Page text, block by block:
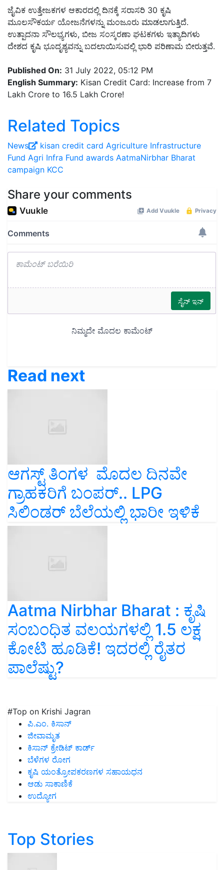
ಜೈವಿಕ ಉತ್ತೇಜಕಗಳ ಆಕಾರದಲ್ಲಿ ದಿನಕ್ಕೆ ಸರಾಸರಿ 30 ಕೃಷಿ
ಮೂಲಸೌಕರ್ಯ ಯೋಜನೆಗಳನ್ನು ಮಂಜೂರು ಮಾಡಲಾಗುತ್ತಿದೆ.
ಉತ್ಪಾದನಾ ಸೌಲಭ್ಯಗಳು, ಬೀಜ ಸಂಸ್ಕರಣಾ ಘಟಕಗಳು ಇತ್ಯಾದಿಗಳು
ದೇಶದ ಕೃಷಿ ಭೂದೃಶ್ಯವನ್ನು ಬದಲಾಯಿಸುವಲ್ಲಿ ಭಾರಿ ಪರಿಣಾಮ ಬೀರುತ್ತವೆ.
Published On: 31 July 2022, 05:12 PM
English Summary: Kisan Credit Card: Increase from 7
Lakh Crore to 16.5 Lakh Crore!
Related Topics
News kisan credit card Agriculture Infrastructure
Fund Agri Infra Fund awards AatmaNirbhar Bharat
campaign KCC
Share your comments
Read next
ಆಗಸ್ಟ್‌ ತಿಂಗಳ ಮೊದಲ ದಿನವೇ
ಗ್ರಾಹಕರಿಗೆ ಬಂಪರ್‌.. LPG
ಸಿಲಿಂಡರ್‌ ಬೆಲೆಯಲ್ಲಿ ಭಾರೀ ಇಳಿಕೆ
Aatma Nirbhar Bharat : ಕೃಷಿ
ಸಂಬಂಧಿತ ವಲಯಗಳಲ್ಲಿ 1.5 ಲಕ್ಷ
ಕೋಟಿ ಹೂಡಿಕೆ! ಇದರಲ್ಲಿ ರೈತರ
ಪಾಲೆಷ್ಟು?
#Top on Krishi Jagran
ಪಿ.ಎಂ. ಕಿಸಾನ್
ಜೀವಾಮೃತ
ಕಿಸಾನ್ ಕ್ರೇಡಿಟ್ ಕಾರ್ಡ್
ಬೆಳೆಗಳ ರೋಗ
ಕೃಷಿ ಯಂತ್ರೋಪಕರಣಗಳ ಸಹಾಯಧನ
ಆಡು ಸಾಕಾಣಿಕೆ
ಉದ್ಯೋಗ
Top Stories